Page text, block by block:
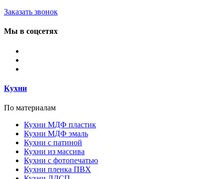
Заказать звонок
Мы в соцсетях
Кухни
По материалам
Кухни МДФ пластик
Кухни МДФ эмаль
Кухни с патиной
Кухни из массива
Кухни с фотопечатью
Кухни пленка ПВХ